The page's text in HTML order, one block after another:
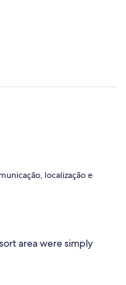
localização e
area were simply